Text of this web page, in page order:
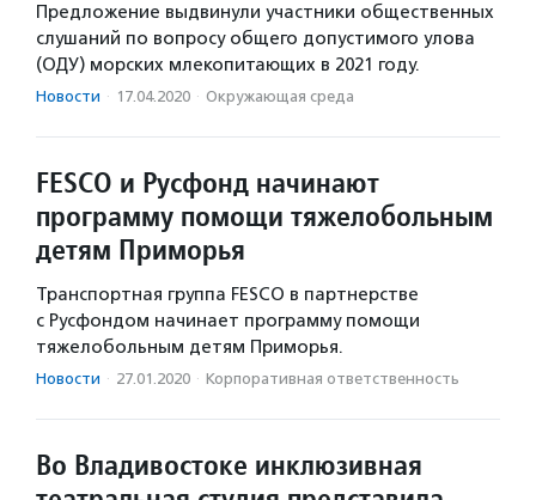
Предложение выдвинули участники общественных
слушаний по вопросу общего допустимого улова
(ОДУ) морских млекопитающих в 2021 году.
Новости · 17.04.2020 · Окружающая среда
FESCO и Русфонд начинают
программу помощи тяжелобольным
детям Приморья
Транспортная группа FESCO в партнерстве
с Русфондом начинает программу помощи
тяжелобольным детям Приморья.
Новости · 27.01.2020 · Корпоративная ответственность
Во Владивостоке инклюзивная